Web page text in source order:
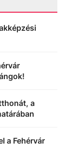
a
a Fehérvár